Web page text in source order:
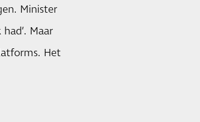
Minister
Maar
Het